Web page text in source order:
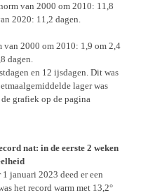
van 2000 om 2010: 11,8
2020: 11,2 dagen.
van 2000 om 2010: 1,9 om 2,4
dagen.
en 12 ijsdagen. Dit was
lager was
grafiek op de pagina
nat: in de eerste 2 weken
januari 2023 deed er een
het record warm met 13,2°